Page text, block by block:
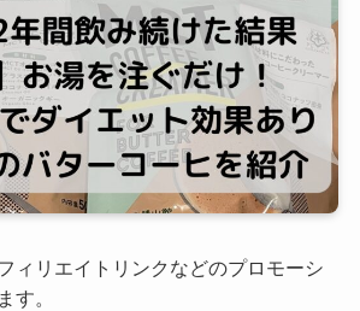
ィリエイトリンクなどのプロモーシ
す。